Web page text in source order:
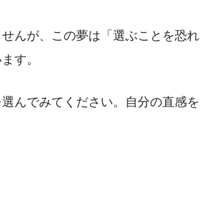
んが、この夢は「選ぶことを恐れ
す。
んでみてください。自分の直感を